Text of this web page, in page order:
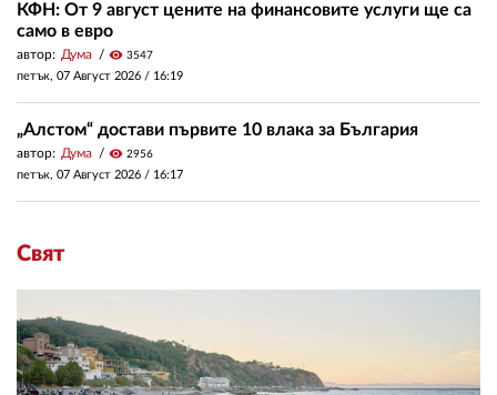
КФН: От 9 август цените на финансовите услуги ще са
само в евро
автор: Дума visibility 3547
петък, 07 Август 2026 / 16:19
„Алстом“ достави първите 10 влака за България
автор: Дума visibility 2956
петък, 07 Август 2026 / 16:17
Свят